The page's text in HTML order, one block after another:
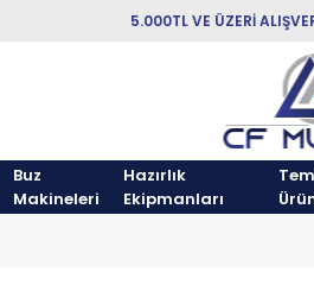
5.000TL VE ÜZERİ
Buz
Makineleri
Hazırlık
Ekipmanları